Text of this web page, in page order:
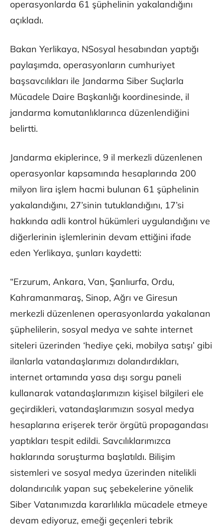
operasyonlarda 61 şüphelinin yakalandığını
açıkladı.
Bakan Yerlikaya, NSosyal hesabından yaptığı
paylaşımda, operasyonların cumhuriyet
başsavcılıkları ile Jandarma Siber Suçlarla
Mücadele Daire Başkanlığı koordinesinde, il
jandarma komutanlıklarınca düzenlendiğini
belirtti.
Jandarma ekiplerince, 9 il merkezli düzenlenen
operasyonlar kapsamında hesaplarında 200
milyon lira işlem hacmi bulunan 61 şüphelinin
yakalandığını, 27’sinin tutuklandığını, 17’si
hakkında adli kontrol hükümleri uygulandığını ve
diğerlerinin işlemlerinin devam ettiğini ifade
eden Yerlikaya, şunları kaydetti:
“Erzurum, Ankara, Van, Şanlıurfa, Ordu,
Kahramanmaraş, Sinop, Ağrı ve Giresun
merkezli düzenlenen operasyonlarda yakalanan
şüphelilerin, sosyal medya ve sahte internet
siteleri üzerinden ‘hediye çeki, mobilya satışı’ gibi
ilanlarla vatandaşlarımızı dolandırdıkları,
internet ortamında yasa dışı sorgu paneli
kullanarak vatandaşlarımızın kişisel bilgileri ele
geçirdikleri, vatandaşlarımızın sosyal medya
hesaplarına erişerek terör örgütü propagandası
yaptıkları tespit edildi. Savcılıklarımızca
haklarında soruşturma başlatıldı. Bilişim
sistemleri ve sosyal medya üzerinden nitelikli
dolandırıcılık yapan suç şebekelerine yönelik
Siber Vatanımızda kararlılıkla mücadele etmeye
devam ediyoruz, emeği geçenleri tebrik